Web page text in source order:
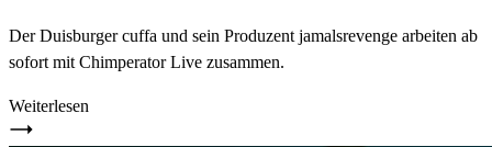
Der Duisburger cuffa und sein Produzent jamalsrevenge arbeiten ab
sofort mit Chimperator Live zusammen.
Weiterlesen